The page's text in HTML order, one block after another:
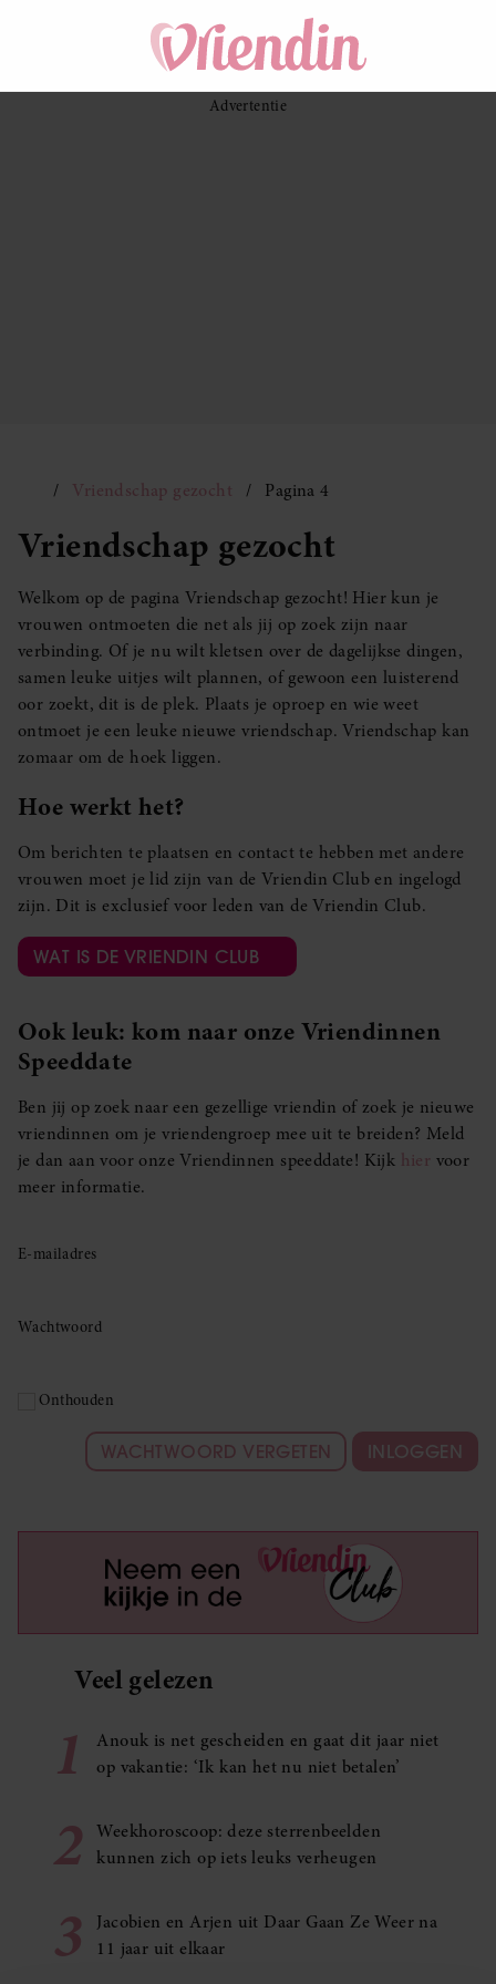
Vriendschap gezocht Pagina 4
Vriendschap gezocht
Welkom op de pagina Vriendschap gezocht! Hier kun je
vrouwen ontmoeten die net als jij op zoek zijn naar
verbinding. Of je nu wilt kletsen over de dagelijkse dingen,
samen leuke uitjes wilt plannen, of gewoon een luisterend
oor zoekt, dit is de plek. Plaats je oproep en wie weet
ontmoet je een leuke nieuwe vriendschap. Vriendschap kan
zomaar om de hoek liggen.
Hoe werkt het?
Om berichten te plaatsen en contact te hebben met andere
vrouwen moet je lid zijn van de Vriendin Club en ingelogd
zijn. Dit is exclusief voor leden van de Vriendin Club.
WAT IS DE VRIENDIN CLUB
Ook leuk: kom naar onze Vriendinnen
Speeddate
Ben jij op zoek naar een gezellige vriendin of zoek je nieuwe
vriendinnen om je vriendengroep mee uit te breiden? Meld
je dan aan voor onze Vriendinnen speeddate! Kijk hier voor
meer informatie.
E-mailadres
Wachtwoord
Onthouden
WACHTWOORD VERGETEN INLOGGEN
Veel gelezen
1
Anouk is net gescheiden en gaat dit jaar niet
op vakantie: ‘Ik kan het nu niet betalen’
2
Weekhoroscoop: deze sterrenbeelden
kunnen zich op iets leuks verheugen
3
Jacobien en Arjen uit Daar Gaan Ze Weer na
11 jaar uit elkaar